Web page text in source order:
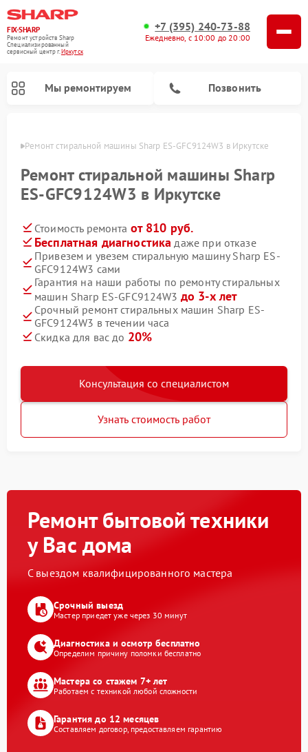
FIX-SHARP
Ремонт устройств Sharp
Специализированный
cервисный центр г.Иркутск
+7 (395) 240-73-88
Ежедневно, с 10:00 до 20:00
Мы ремонтируем Позвонить
Ремонт стиральной машины Sharp ES-GFC9124W3 в Иркутске
Ремонт стиральной машины Sharp
ES-GFC9124W3 в Иркутске
Стоимость ремонта от 810 руб.
Бесплатная диагностика даже при отказе
Привезем и увезем стиральную машину Sharp ES-
GFC9124W3 сами
Гарантия на наши работы по ремонту стиральных
машин Sharp ES-GFC9124W3 до 3-х лет
Срочный ремонт стиральных машин Sharp ES-
GFC9124W3 в течении часа
Скидка для вас до 20%
Консультация со специалистом
Узнать стоимость работ
Ремонт бытовой техники
у Вас дома
С выездом квалифицированного мастера
Срочный выезд
Мастер приедет уже через 30 минут
Диагностика и осмотр бесплатно
Определим причину поломки бесплатно
Мастера со стажем 7+ лет
Работаем с техникой любой сложности
Гарантия до 12 месяцев
Составляем договор, предоставляем гарантию